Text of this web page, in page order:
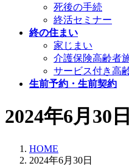
死後の手続
終活セミナー
終の住まい
家じまい
介護保険高齢者
サービス付き高
生前予約・生前契約
2024年6月30日
HOME
2024年6月30日